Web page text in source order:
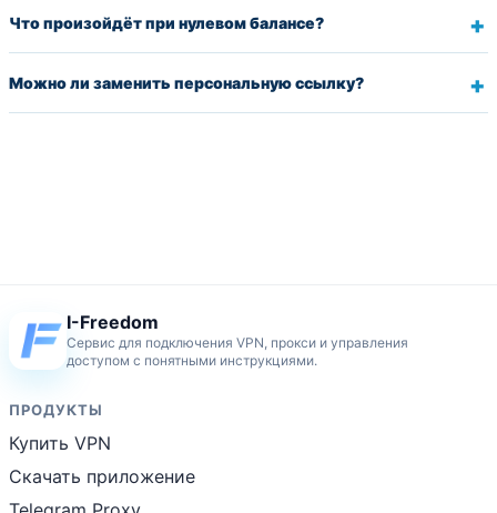
Что произойдёт при нулевом балансе?
Можно ли заменить персональную ссылку?
I-Freedom
Сервис для подключения VPN, прокси и управления
доступом с понятными инструкциями.
ПРОДУКТЫ
Купить VPN
Скачать приложение